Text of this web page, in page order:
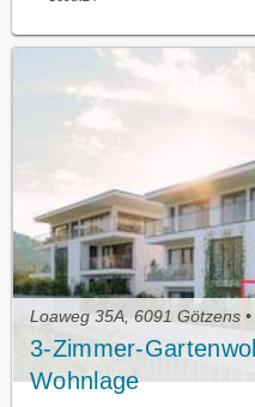
Loaweg 35A, 6091 Götzens
3-Zimmer-
Wohnlage